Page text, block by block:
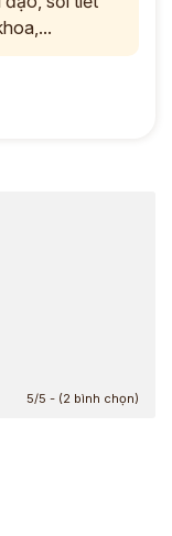
5/5 - (2 bình chọn)